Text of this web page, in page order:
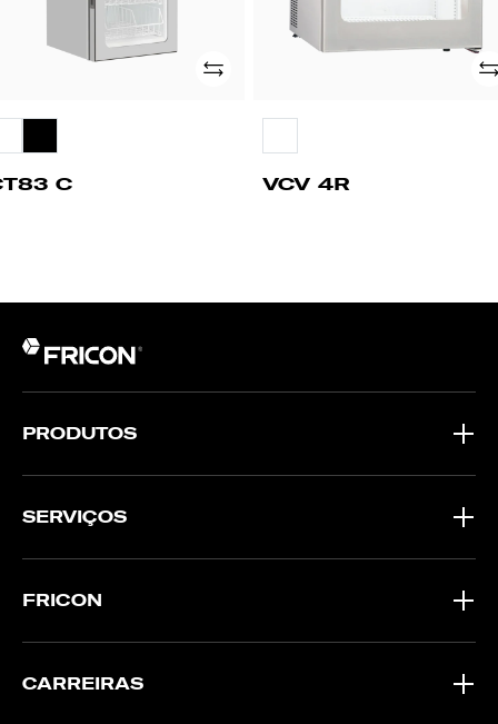
Adicionar
C VCV 4R
PRODUTOS
SERVIÇOS
FRICON
CARREIRAS